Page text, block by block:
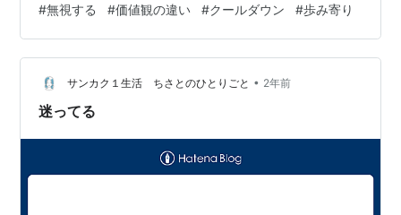
「無視をする夫や妻の心理と対処方法」 付き合ったばか
りのカップルでも、長年連れ添っている夫婦でも、 相手
に無視をされるというのは気分が良いものではありませ
んよね。 今日は、そんな時の相手の心理状態やその対処
方法についてお話しをしていきます。 無視をされるのが
#無視する #価値観の違い #クールダウン #歩み寄り
サンカク１生活 ちさとのひとりごと • 2年前
迷ってる